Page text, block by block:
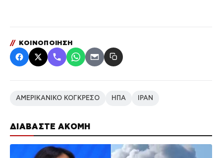
ΔΙΑΒΑΣΤΕ ΑΚΟΜΗ
// ΚΟΙΝΟΠΟΙΗΣΗ
ΑΜΕΡΙΚΑΝΙΚΟ ΚΟΓΚΡΕΣΟ ΗΠΑ ΙΡΑΝ